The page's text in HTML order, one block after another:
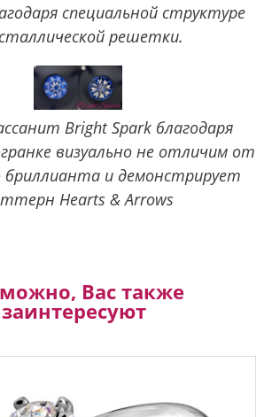
специальной структуре
решетки.
Bright Spark благодаря
визуально не отличим от
бриллианта и демонстрирует
Hearts & Arrows
Вас также
заинтересуют